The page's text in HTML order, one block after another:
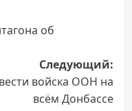
об
Следующий:
войска ООН на
всём Донбассе